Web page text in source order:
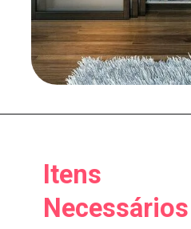
Itens
Necessários